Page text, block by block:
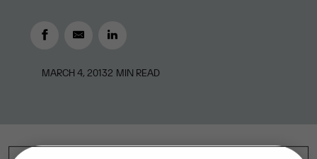
MARCH 4, 20132 MIN READ